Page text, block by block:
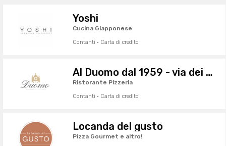
Yoshi
Cucina Giapponese
Contanti · Carta di credito
Al Duomo dal 1959 - via dei Gonfalonieri
Ristorante Pizzeria
Contanti · Carta di credito
Locanda del gusto
Pizza Gourmet e altro!